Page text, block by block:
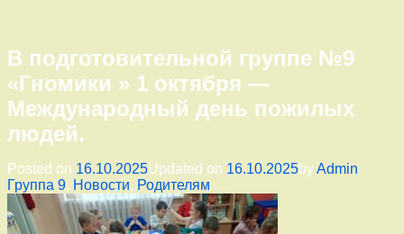
В подготовительной группе №9
«Гномики » 1 октября —
Международный день пожилых
людей.
Posted on 16.10.2025Updated on 16.10.2025byAdmin
Группа 9, Новости, Родителям